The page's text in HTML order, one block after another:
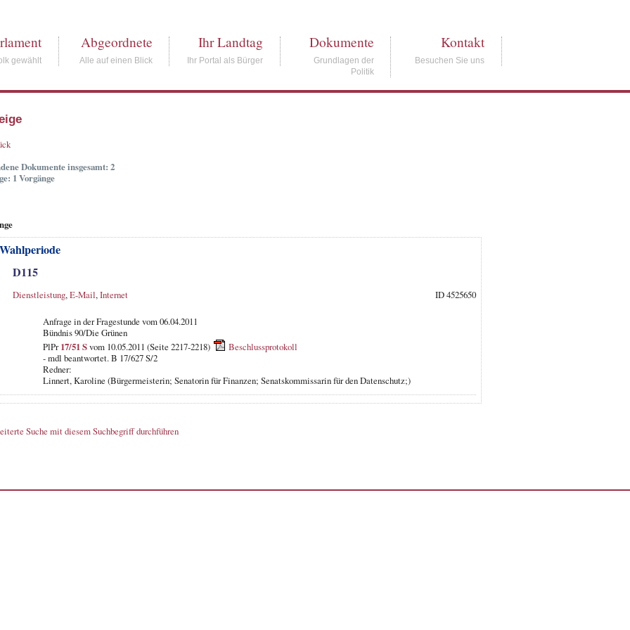
gewählt
Abgeordnete
Alle auf einen Blick
Ihr Landtag
Ihr Portal als Bürger
Dokumente
Grundlagen der
Politik
Kontakt
Besuchen Sie uns
Dokumente insgesamt: 2
1 Vorgänge
D115
Dienstleistung,E-Mail,Internet ID 4525650
Anfrage in der Fragestunde vom 06.04.2011
Bündnis 90/Die Grünen
PlPr17/51 Svom 10.05.2011 (Seite 2217-2218)
Beschlussprotokoll
- mdl beantwortet. B 17/627 S/2
Redner:
Linnert, Karoline (Bürgermeisterin; Senatorin für Finanzen; Senatskommissarin für den Datenschutz;)
Suche mit diesem Suchbegriff durchführen